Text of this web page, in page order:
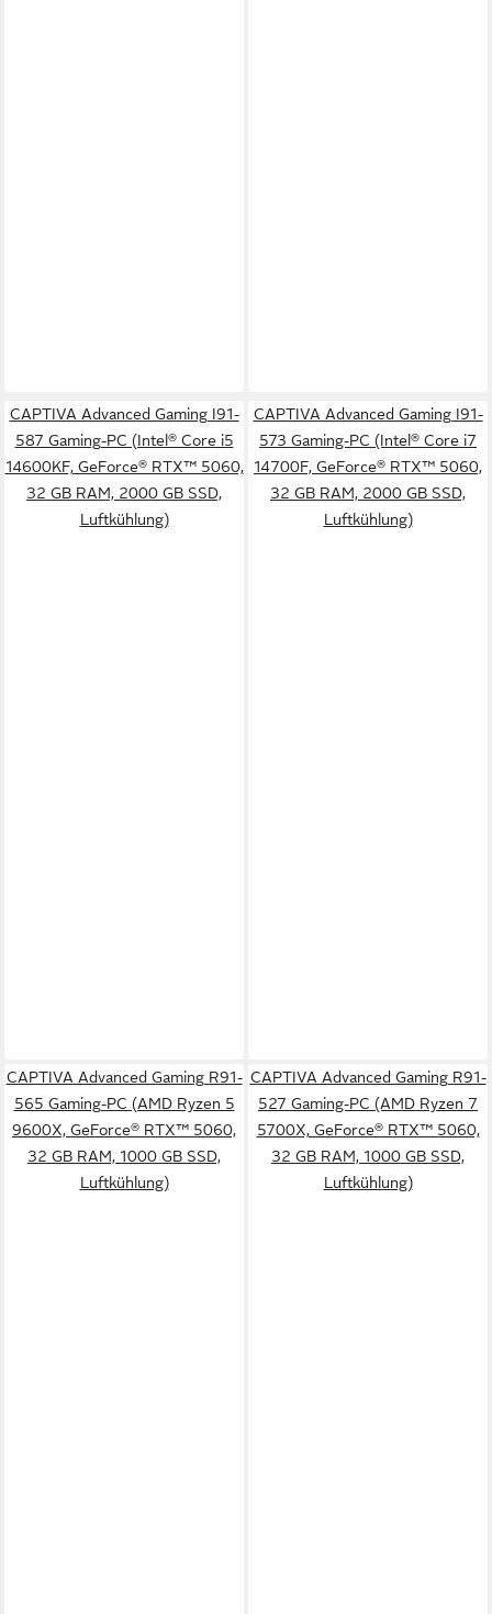
CAPTIVA Advanced Gaming I91-
587 Gaming-PC (Intel® Core i5
14600KF, GeForce® RTX™ 5060,
32 GB RAM, 2000 GB SSD,
Luftkühlung)
CAPTIVA Advanced Gaming I91-
573 Gaming-PC (Intel® Core i7
14700F, GeForce® RTX™ 5060,
32 GB RAM, 2000 GB SSD,
Luftkühlung)
CAPTIVA Advanced Gaming R91-
565 Gaming-PC (AMD Ryzen 5
9600X, GeForce® RTX™ 5060,
32 GB RAM, 1000 GB SSD,
Luftkühlung)
CAPTIVA Advanced Gaming R91-
527 Gaming-PC (AMD Ryzen 7
5700X, GeForce® RTX™ 5060,
32 GB RAM, 1000 GB SSD,
Luftkühlung)